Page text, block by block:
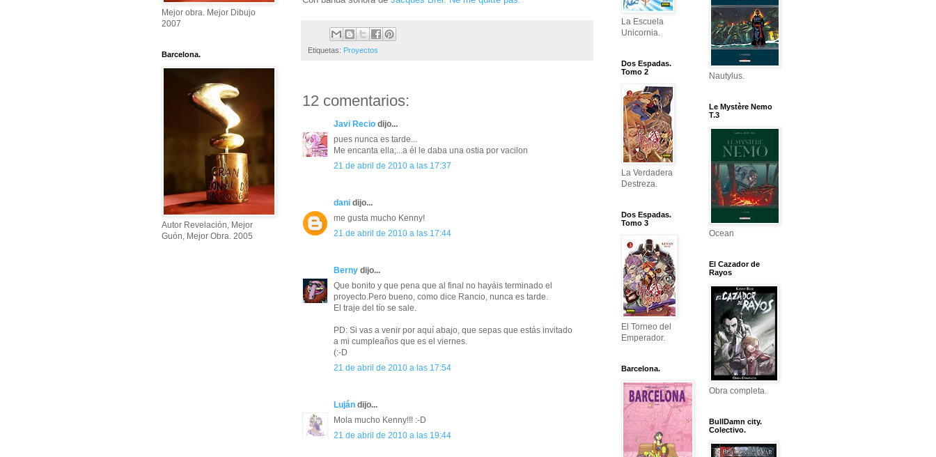
Etiquetas: Proyectos
12 comentarios:
Javi Recio dijo...
pues nunca es tarde...
Me encanta ella;...a él le daba una ostia por vacilon
21 de abril de 2010 a las 17:37
dani dijo...
me gusta mucho Kenny!
21 de abril de 2010 a las 17:44
Berny dijo...
Que bonito y que pena que al final no hayáis terminado el
proyecto.Pero bueno, como dice Rancio, nunca es tarde.
El traje del tío se sale.
PD: Si vas a venir por aquí abajo, que sepas que estás invitado
a mi cumpleaños que es el viernes.
(:-D
21 de abril de 2010 a las 17:54
Luján dijo...
Mola mucho Kenny!!! :-D
21 de abril de 2010 a las 19:44
Mejor obra. Mejor Dibujo
2007
Barcelona.
Autor Revelación, Mejor
Guón, Mejor Obra. 2005
La Escuela
Unicornia.
Dos Espadas.
Tomo 2
La Verdadera
Destreza.
Dos Espadas.
Tomo 3
El Torneo del
Emperador.
Barcelona.
Nautylus.
Le Mystère Nemo
T.3
Ocean
El Cazador de
Rayos
Obra completa.
BullDamn city.
Colectivo.